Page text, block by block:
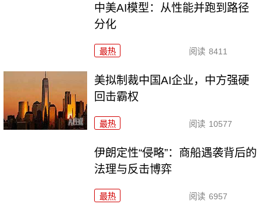
中美AI模型：从性能并跑到路径
分化
最热 阅读 8411
美拟制裁中国AI企业，中方强硬
回击霸权
最热 阅读 10577
伊朗定性“侵略”：商船遇袭背后的
法理与反击博弈
最热 阅读 6957